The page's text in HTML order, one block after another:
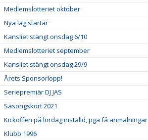
Medlemslotteriet oktober
Nya lag startar
Kansliet stängt onsdag 6/10
Medlemslotteriet september
Kansliet stängt onsdag 29/9
Årets Sponsorlopp!
Seriepremiär DJ JAS
Säsongskort 2021
Kickoffen på lördag inställd, pga få anmälningar
Klubb 1996